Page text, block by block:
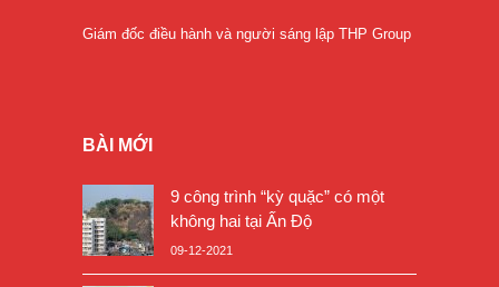
Giám đốc điều hành và người sáng lập THP Group
BÀI MỚI
9 công trình “kỳ quặc” có một
không hai tại Ấn Độ
09-12-2021